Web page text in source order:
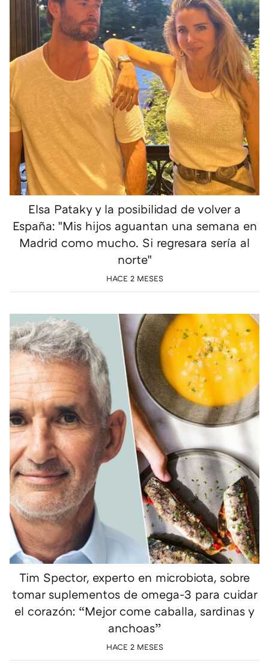
Elsa Pataky y la posibilidad de volver a
España: "Mis hijos aguantan una semana en
Madrid como mucho. Si regresara sería al
norte"
HACE 2 MESES
Tim Spector, experto en microbiota, sobre
tomar suplementos de omega-3 para cuidar
el corazón: “Mejor come caballa, sardinas y
anchoas”
HACE 2 MESES